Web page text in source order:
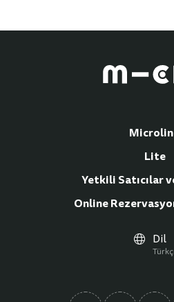
Lite
Yetkili Satıcılar
Online
Dil